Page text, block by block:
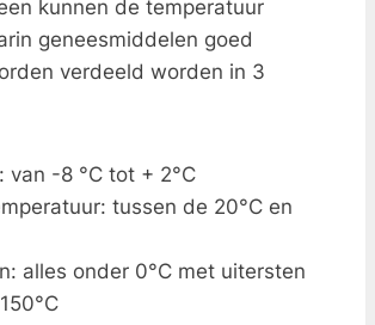
kunnen de temperatuur
geneesmiddelen goed
verdeeld worden in 3
van -8 °C tot + 2°C
tussen de 20°C en
alles onder 0°C met uitersten